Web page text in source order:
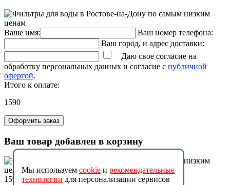
Ваше имя:
Ваш номер телефона:
Ваш город, и адрес доставки:
Даю свое согласие на
обработку персональных данных и согласие с публичной
офертой.
Итого к оплате:
1590
Оформить заказ
Ваш товар добавлен в корзину
1590
Мы используем cookie и рекомендательные
технологии для персонализации сервисов